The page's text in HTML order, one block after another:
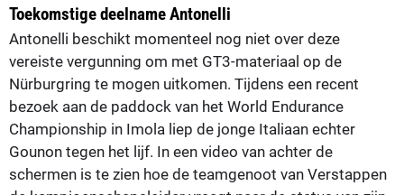
Toekomstige deelname Antonelli
Antonelli beschikt momenteel nog niet over deze
vereiste vergunning om met GT3-materiaal op de
Nürburgring te mogen uitkomen. Tijdens een recent
bezoek aan de paddock van het World Endurance
Championship in Imola liep de jonge Italiaan echter
Gounon tegen het lijf. In een video van achter de
schermen is te zien hoe de teamgenoot van Verstappen